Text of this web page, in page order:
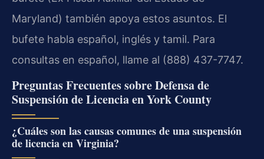
Maryland) también apoya estos asuntos. El
bufete habla español, inglés y tamil. Para
consultas en español, llame al (888) 437-7747.
Preguntas Frecuentes sobre Defensa de
Suspensión de Licencia en York County
¿Cuáles son las causas comunes de una suspensión
de licencia en Virginia?